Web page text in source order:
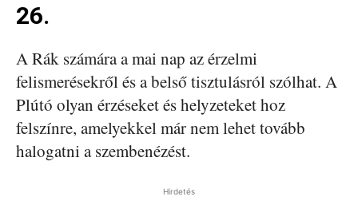
26.
A Rák számára a mai nap az érzelmi
felismerésekről és a belső tisztulásról szólhat. A
Plútó olyan érzéseket és helyzeteket hoz
felszínre, amelyekkel már nem lehet tovább
halogatni a szembenézést.
Hirdetés